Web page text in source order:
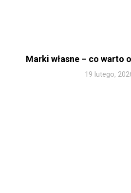
Marki własne – co warto
19 lutego,